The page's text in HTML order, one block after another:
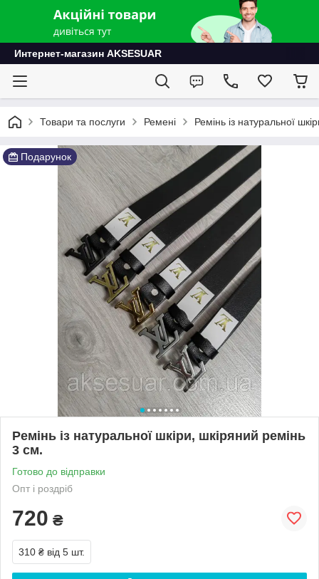
Интернет-магазин AKSESUAR
Товари та послуги Ремені Ремінь із натуральної
Подарунок
Ремінь із натуральної шкіри, шкіряний ремінь
3 см.
Готово до відправки
Опт і роздріб
720 ₴
310 ₴ від 5 шт.